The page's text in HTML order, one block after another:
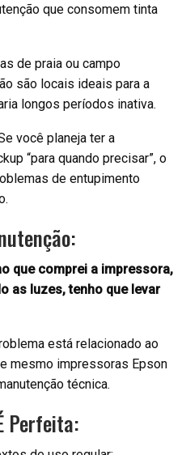
que consomem tinta
de praia ou campo
são locais ideais para a
longos períodos inativa.
você planeja ter a
“para quando precisar”, o
de entupimento
que comprei a impressora,
as luzes, tenho que levar
está relacionado ao
mesmo impressoras Epson
técnica.
Perfeita: